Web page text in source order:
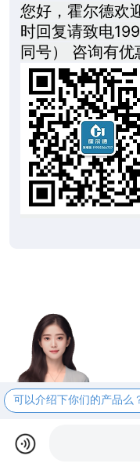
您好，霍尔德欢
时回复请致电
同号） 咨询有优
可以介绍下你们的产品么